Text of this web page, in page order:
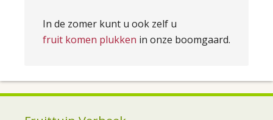
In de zomer kunt u ook zelf u
fruit komen plukken in onze boomgaard.